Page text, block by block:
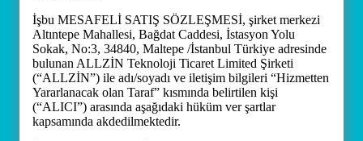
İşbu MESAFELİ SATIŞ SÖZLEŞMESİ, şirket merkezi
Altıntepe Mahallesi, Bağdat Caddesi, İstasyon Yolu
Sokak, No:3, 34840, Maltepe /İstanbul Türkiye adresinde
bulunan ALLZİN Teknoloji Ticaret Limited Şirketi
(“ALLZİN”) ile adı/soyadı ve iletişim bilgileri “Hizmetten
Yararlanacak olan Taraf” kısmında belirtilen kişi
(“ALICI”) arasında aşağıdaki hüküm ver şartlar
kapsamında akdedilmektedir.